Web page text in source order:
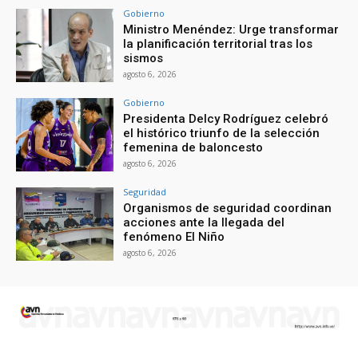
Gobierno
Ministro Menéndez: Urge transformar
la planificación territorial tras los
sismos
agosto 6, 2026
Gobierno
Presidenta Delcy Rodríguez celebró
el histórico triunfo de la selección
femenina de baloncesto
agosto 6, 2026
Seguridad
Organismos de seguridad coordinan
acciones ante la llegada del
fenómeno El Niño
agosto 6, 2026